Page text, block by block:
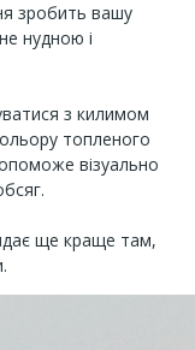
зробить вашу
нудною і
з килимом
топленого
візуально
ще краще там,